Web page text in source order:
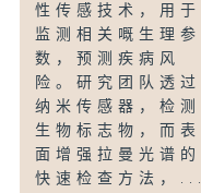
性传感技术，⽤于
监测相关嘅⽣理参
数，预测疾病风
险。研究团队透过
纳米传感器，检测
⽣物标志物，而表
⾯增强拉曼光谱的
快速检查⽅法，...